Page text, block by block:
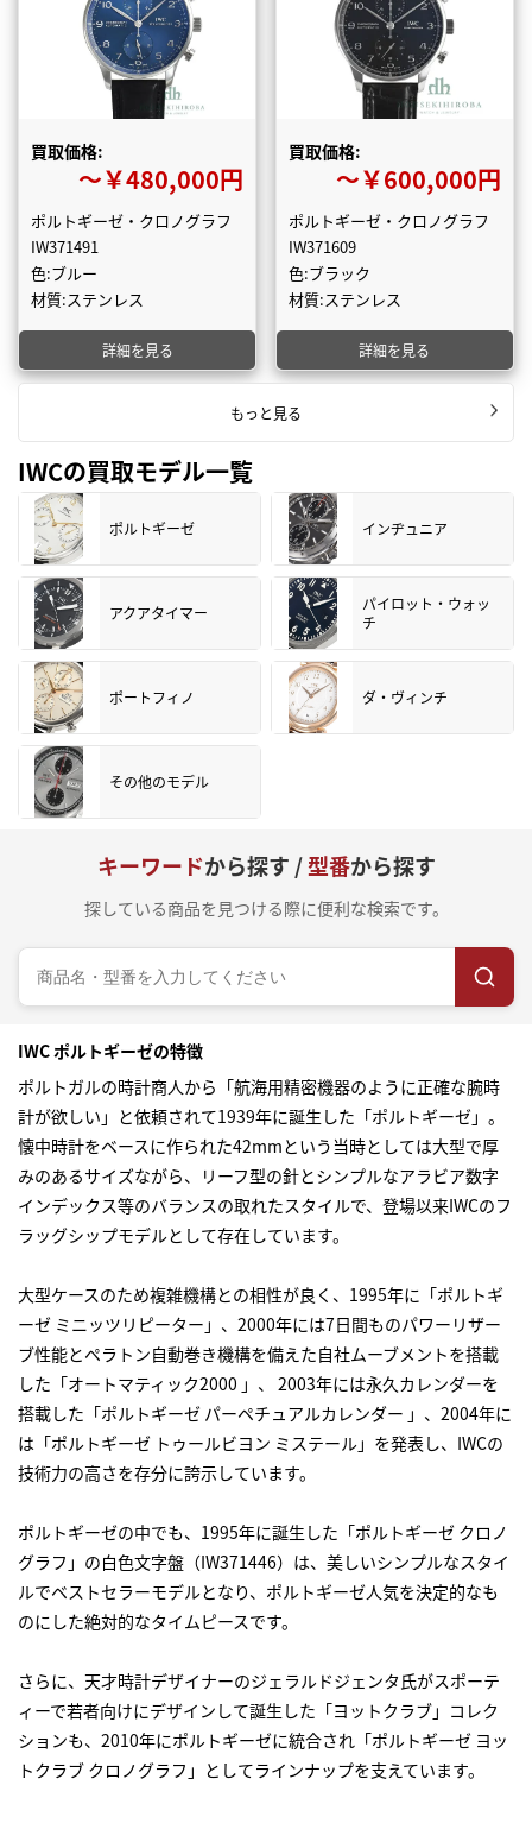
買取価格:
〜￥480,000円
ポルトギーゼ・クロノグラフ
IW371491
色:ブルー
材質:ステンレス
詳細を見る
買取価格:
〜￥600,000円
ポルトギーゼ・クロノグラフ
IW371609
色:ブラック
材質:ステンレス
詳細を見る
もっと見る
IWCの買取モデル一覧
ポルトギーゼ インヂュニア
アクアタイマー
パイロット・ウォッ
チ
ポートフィノ ダ・ヴィンチ
その他のモデル
キーワードから探す /型番から探す
探している商品を見つける際に便利な検索です。
IWC ポルトギーゼの特徴
ポルトガルの時計商人から「航海用精密機器のように正確な腕時
計が欲しい」と依頼されて1939年に誕生した「ポルトギーゼ」。
懐中時計をベースに作られた42mmという当時としては大型で厚
みのあるサイズながら、リーフ型の針とシンプルなアラビア数字
インデックス等のバランスの取れたスタイルで、登場以来IWCのフ
ラッグシップモデルとして存在しています。
大型ケースのため複雑機構との相性が良く、1995年に「ポルトギ
ーゼ ミニッツリピーター」、2000年には7日間ものパワーリザー
ブ性能とペラトン自動巻き機構を備えた自社ムーブメントを搭載
した「オートマティック2000 」、 2003年には永久カレンダーを
搭載した「ポルトギーゼ パーペチュアルカレンダー 」、2004年に
は「ポルトギーゼ トゥールビヨン ミステール」を発表し、IWCの
技術力の高さを存分に誇示しています。
ポルトギーゼの中でも、1995年に誕生した「ポルトギーゼ クロノ
グラフ」の白色文字盤（IW371446）は、美しいシンプルなスタイ
ルでベストセラーモデルとなり、ポルトギーゼ人気を決定的なも
のにした絶対的なタイムピースです。
さらに、天才時計デザイナーのジェラルドジェンタ氏がスポーテ
ィーで若者向けにデザインして誕生した「ヨットクラブ」コレク
ションも、2010年にポルトギーゼに統合され「ポルトギーゼ ヨッ
トクラブ クロノグラフ」としてラインナップを支えています。